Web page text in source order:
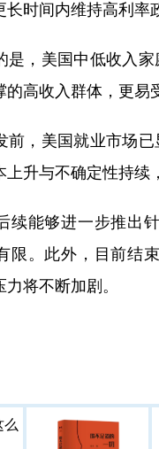
时间内维持高利率
美国中低收入家
高收入群体，更易
美国就业市场已
上升与不确定性持续
能够进一步推出针
限。此外，目前结
将不断加剧。